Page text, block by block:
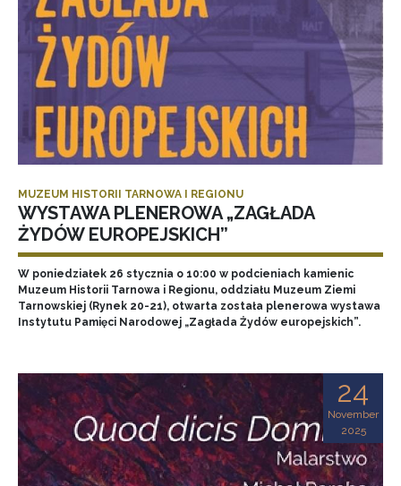
MUZEUM HISTORII TARNOWA I REGIONU
WYSTAWA PLENEROWA „ZAGŁADA
ŻYDÓW EUROPEJSKICH”
W poniedziałek 26 stycznia o 10:00 w podcieniach kamienic
Muzeum Historii Tarnowa i Regionu, oddziału Muzeum Ziemi
Tarnowskiej (Rynek 20-21), otwarta została plenerowa wystawa
Instytutu Pamięci Narodowej „Zagłada Żydów europejskich”.
24
November
2025